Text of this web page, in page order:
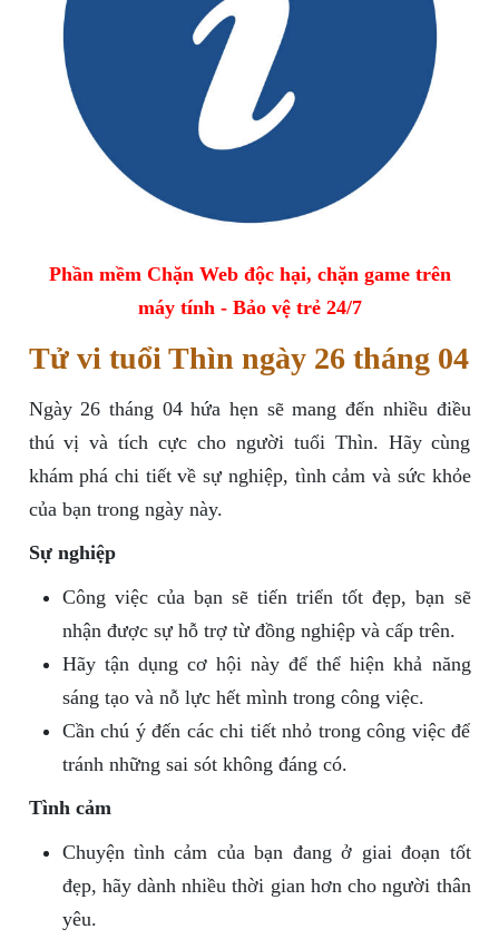
Phần mềm Chặn Web độc hại, chặn game trên
máy tính - Bảo vệ trẻ 24/7
Tử vi tuổi Thìn ngày 26 tháng 04
Ngày 26 tháng 04 hứa hẹn sẽ mang đến nhiều điều
thú vị và tích cực cho người tuổi Thìn. Hãy cùng
khám phá chi tiết về sự nghiệp, tình cảm và sức khỏe
của bạn trong ngày này.
Sự nghiệp
Công việc của bạn sẽ tiến triển tốt đẹp, bạn sẽ
nhận được sự hỗ trợ từ đồng nghiệp và cấp trên.
Hãy tận dụng cơ hội này để thể hiện khả năng
sáng tạo và nỗ lực hết mình trong công việc.
Cần chú ý đến các chi tiết nhỏ trong công việc để
tránh những sai sót không đáng có.
Tình cảm
Chuyện tình cảm của bạn đang ở giai đoạn tốt
đẹp, hãy dành nhiều thời gian hơn cho người thân
yêu.